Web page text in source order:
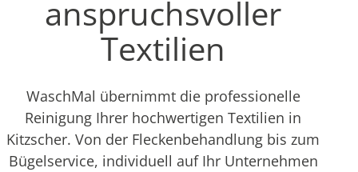
anspruchsvoller
Textilien
WaschMal übernimmt die professionelle
Reinigung Ihrer hochwertigen Textilien in
Kitzscher. Von der Fleckenbehandlung bis zum
Bügelservice, individuell auf Ihr Unternehmen